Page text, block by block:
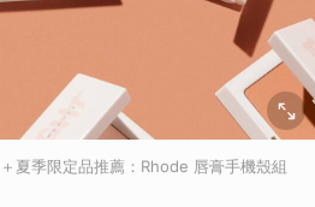
夏季限定品推薦：Rhode 唇膏手機殼組